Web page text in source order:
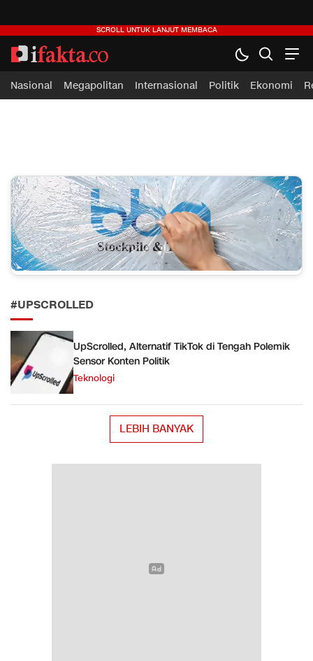
ifakta.co
#pastibenar
Nasional Megapolitan Internasional Politik Ekonomi
#UPSCROLLED
UpScrolled, Alternatif TikTok di Tengah Polemik
Sensor Konten Politik
Teknologi
LEBIH BANYAK